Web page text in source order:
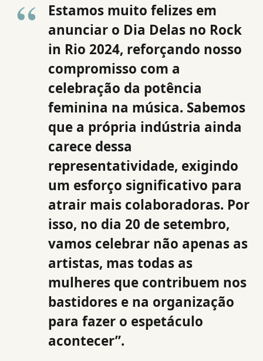
Estamos muito felizes em
anunciar o Dia Delas no Rock
in Rio 2024, reforçando nosso
compromisso com a
celebração da potência
feminina na música. Sabemos
que a própria indústria ainda
carece dessa
representatividade, exigindo
um esforço significativo para
atrair mais colaboradoras. Por
isso, no dia 20 de setembro,
vamos celebrar não apenas as
artistas, mas todas as
mulheres que contribuem nos
bastidores e na organização
para fazer o espetáculo
acontecer”.